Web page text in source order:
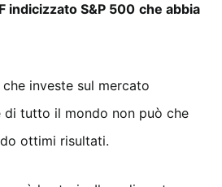
indicizzato S&P 500 che abbia
investe sul mercato
di tutto il mondo non può che
ottimi risultati.